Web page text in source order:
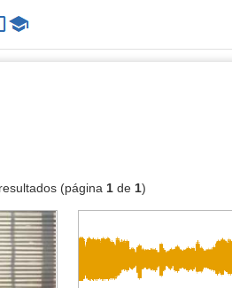
(página 1de 1)